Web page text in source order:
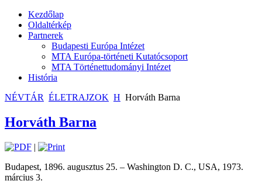
Kezdőlap
Oldaltérkép
Partnerek
Budapesti Európa Intézet
MTA Európa-történeti Kutatócsoport
MTA Történettudományi Intézet
História
NÉVTÁR ÉLETRAJZOK H Horváth Barna
Horváth Barna
|
Budapest, 1896. augusztus 25. – Washington D. C., USA, 1973.
március 3.